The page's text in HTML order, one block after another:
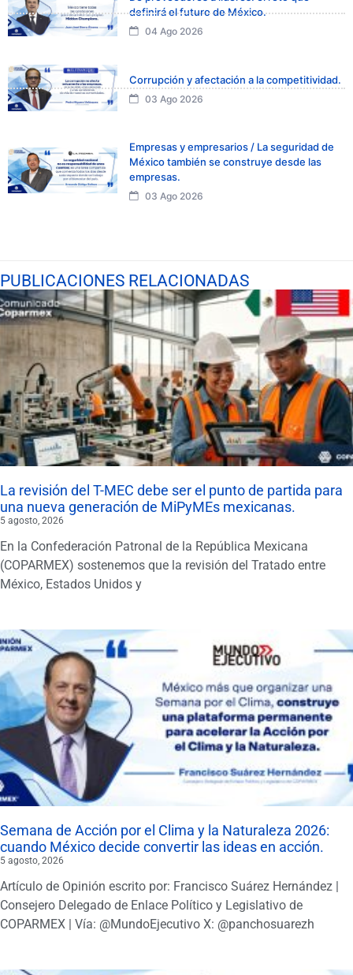
definirá el futuro de México.
04 Ago 2026
Corrupción y afectación a la competitividad.
03 Ago 2026
Empresas y empresarios / La seguridad de
México también se construye desde las
empresas.
03 Ago 2026
PUBLICACIONES RELACIONADAS
La revisión del T-MEC debe ser el punto de partida para
una nueva generación de MiPyMEs mexicanas.
5 agosto, 2026
En la Confederación Patronal de la República Mexicana
(COPARMEX) sostenemos que la revisión del Tratado entre
México, Estados Unidos y
Semana de Acción por el Clima y la Naturaleza 2026:
cuando México decide convertir las ideas en acción.
5 agosto, 2026
Artículo de Opinión escrito por: Francisco Suárez Hernández |
Consejero Delegado de Enlace Político y Legislativo de
COPARMEX | Vía: @MundoEjecutivo X: @panchosuarezh